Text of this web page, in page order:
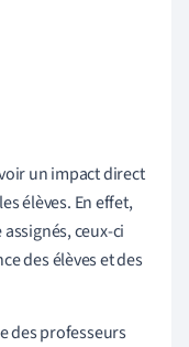
un impact direct
élèves. En effet,
ceux-ci
des élèves et des
des professeurs